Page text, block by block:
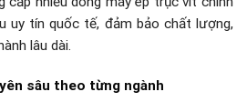
uy tín quốc tế, đảm bảo chất lượng,
lâu dài.
sâu theo từng ngành